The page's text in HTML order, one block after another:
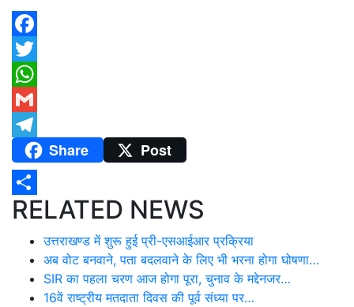
Facebook
Twitter
WhatsApp
Gmail
TelegramShare Post
Share
RELATED NEWS
उत्तराखण्ड में शुरू हुई प्री-एसआईआर प्रक्रिया
अब वोट बनवाने, पता बदलवाने के लिए भी भरना होगा घोषणा…
SIR का पहला चरण आज होगा पूरा, चुनाव के मद्देनजर…
16वें राष्ट्रीय मतदाता दिवस की पूर्व संध्या पर…